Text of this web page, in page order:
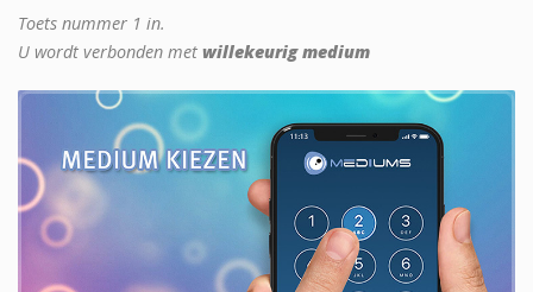
Toets nummer 1 in.
U wordt verbonden met willekeurig medium